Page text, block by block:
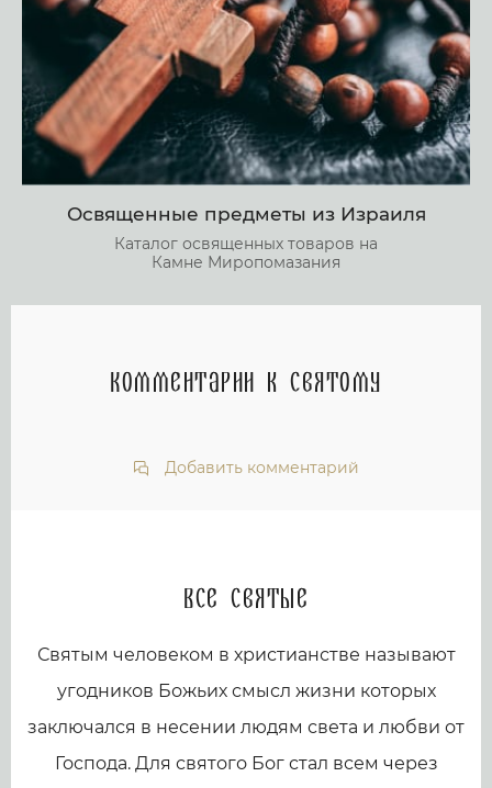
Освященные предметы из Израиля
Каталог освященных товаров на
Камне Миропомазания
Комментарии к святому
Добавить комментарий
Все святые
Святым человеком в христианстве называют
угодников Божьих смысл жизни которых
заключался в несении людям света и любви от
Господа. Для святого Бог стал всем через